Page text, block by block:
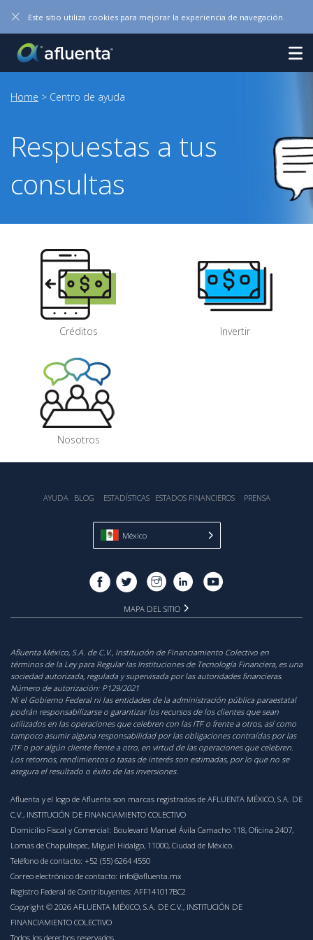
× Este sitio utiliza cookies para mejorar la experiencia de navegación.
Home > Centro de ayuda
Respuestas a tus
consultas
Créditos Invertir
Nosotros
AYUDA BLOG ESTADÍSTICA‎S ESTADOS FINANCIEROS PRENSA
México
MAPA DEL SITIO
Afluenta México, S.A. de C.V., Institución de Financiamiento Colectivo en
términos de la Ley para Regular las Instituciones de Tecnología Financiera, es una
sociedad autorizada, regulada y supervisada por las autoridades financieras.
Número de autorización: P129/2021
‍Ni el Gobierno Federal ni las entidades de la administración pública paraestatal
podrán responsabilizarse o garantizar los recursos de los clientes que sean
utilizados en las operaciones que celebren con las ITF o frente a otros, así como
tampoco asumir alguna responsabilidad por las obligaciones contraídas por las
ITF o por algún cliente frente a otro, en virtud de las operaciones que celebren.
Los retornos, rendimientos o tasas de interés son estimadas, por lo que no se
asegura el resultado o éxito de las inversiones.
Afluenta y el logo de Afluenta son marcas registradas de AFLUENTA MÉXICO, S.A. DE
C.V., INSTITUCIÓN DE FINANCIAMIENTO COLECTIVO
Domicilio Fiscal y Comercial: Boulevard Manuel Ávila Camacho 118, Oficina 2407,
Lomas de Chapultepec, Miguel Hidalgo, 11000, Ciudad de México.
Teléfono de contacto: +52 (55) 6264 4550
Correo electrónico de contacto: info@afluenta.mx
Registro Federal de Contribuyentes: AFF141017BC2
Copyright © 2026 AFLUENTA MÉXICO, S.A. DE C.V., INSTITUCIÓN DE
FINANCIAMIENTO COLECTIVO
Todos los derechos reservados.